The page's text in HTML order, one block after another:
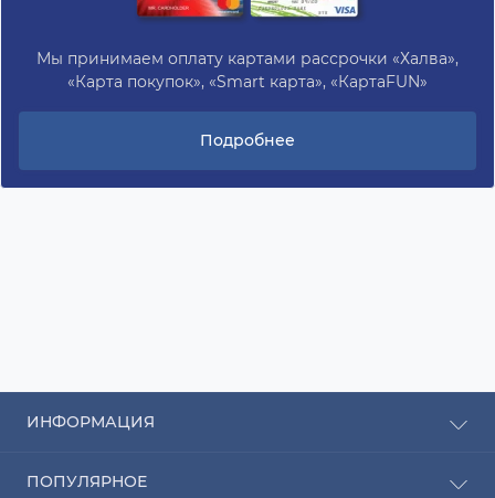
Мы принимаем оплату картами рассрочки «Халва»,
«Карта покупок», «Smart карта», «КартаFUN»
Подробнее
ИНФОРМАЦИЯ
Оплата
ПОПУЛЯРНОЕ